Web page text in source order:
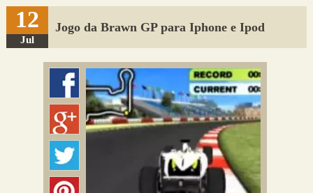
Sugerir Link
Adicionar Blog
Colmeia Exchange
Perguntas Frequentes
12
Jul
Jogo da Brawn GP para Iphone e Ipod